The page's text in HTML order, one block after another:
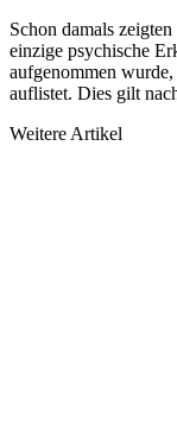
Schon damals
einzige psychische
aufgenommen
auflistet. Dies gilt
Weitere Artikel